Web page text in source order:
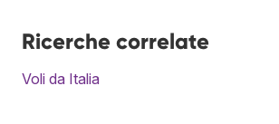
Ricerche correlate
Voli da Italia